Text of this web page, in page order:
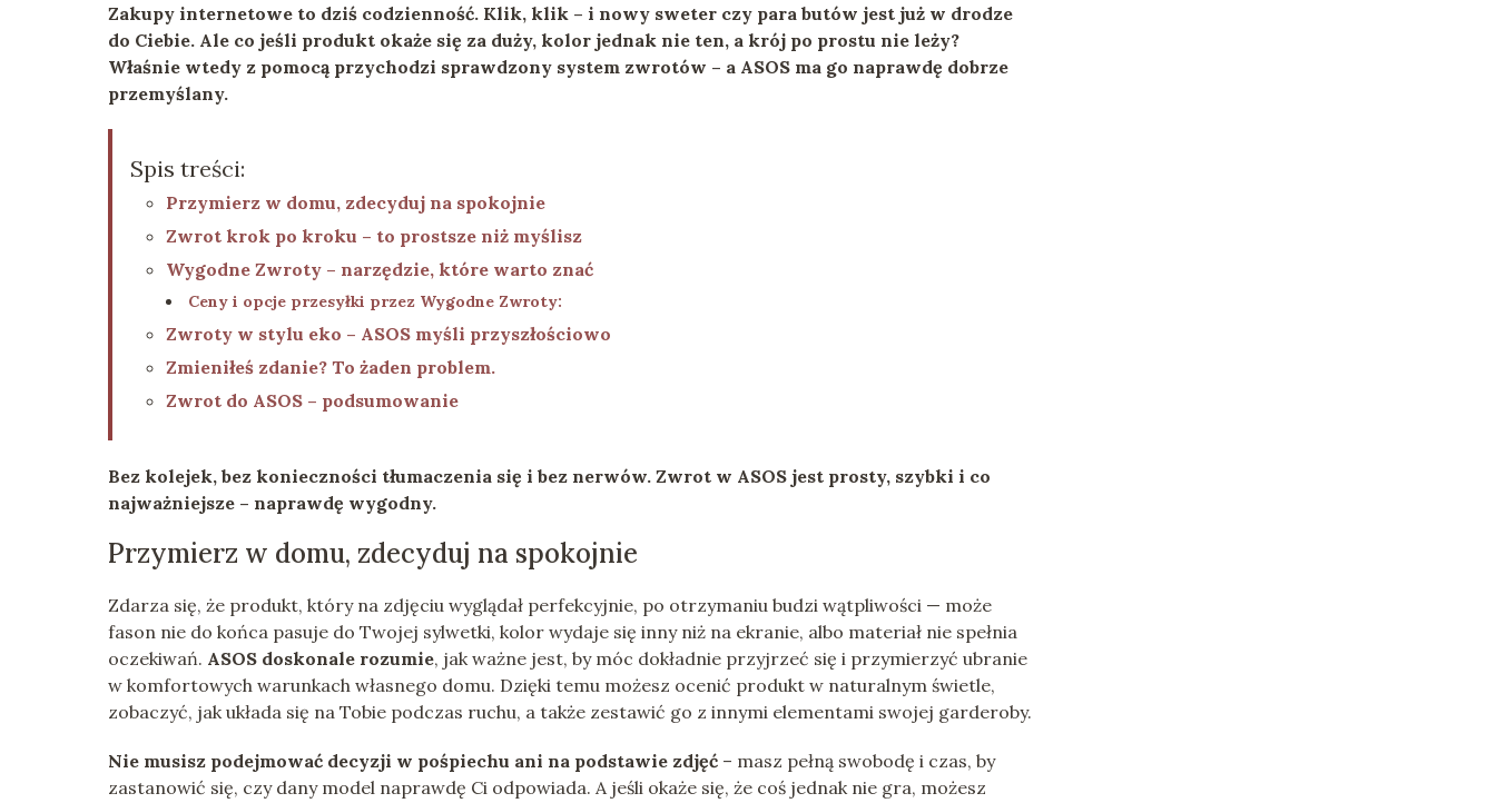
Zakupy internetowe to dziś codzienność. Klik, klik – i nowy sweter czy para butów jest już w drodze
do Ciebie. Ale co jeśli produkt okaże się za duży, kolor jednak nie ten, a krój po prostu nie leży?
Właśnie wtedy z pomocą przychodzi sprawdzony system zwrotów – a ASOS ma go naprawdę dobrze
przemyślany.
Spis treści:
Przymierz w domu, zdecyduj na spokojnie
Zwrot krok po kroku – to prostsze niż myślisz
Wygodne Zwroty – narzędzie, które warto znać
Ceny i opcje przesyłki przez Wygodne Zwroty:
Zwroty w stylu eko – ASOS myśli przyszłościowo
Zmieniłeś zdanie? To żaden problem.
Zwrot do ASOS – podsumowanie
Bez kolejek, bez konieczności tłumaczenia się i bez nerwów. Zwrot w ASOS jest prosty, szybki i co
najważniejsze – naprawdę wygodny.
Przymierz w domu, zdecyduj na spokojnie
Zdarza się, że produkt, który na zdjęciu wyglądał perfekcyjnie, po otrzymaniu budzi wątpliwości — może
fason nie do końca pasuje do Twojej sylwetki, kolor wydaje się inny niż na ekranie, albo materiał nie spełnia
oczekiwań. ASOS doskonale rozumie, jak ważne jest, by móc dokładnie przyjrzeć się i przymierzyć ubranie
w komfortowych warunkach własnego domu. Dzięki temu możesz ocenić produkt w naturalnym świetle,
zobaczyć, jak układa się na Tobie podczas ruchu, a także zestawić go z innymi elementami swojej garderoby.
Nie musisz podejmować decyzji w pośpiechu ani na podstawie zdjęć – masz pełną swobodę i czas, by
zastanowić się, czy dany model naprawdę Ci odpowiada. A jeśli okaże się, że coś jednak nie gra, możesz